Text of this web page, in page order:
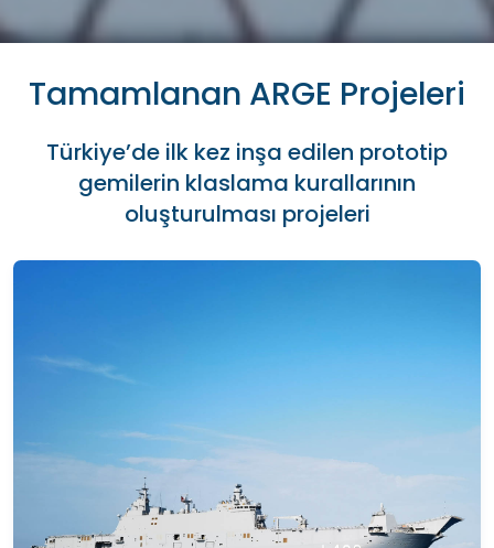
Tamamlanan ARGE Projeleri
Türkiye’de ilk kez inşa edilen prototip
gemilerin klaslama kurallarının
oluşturulması projeleri